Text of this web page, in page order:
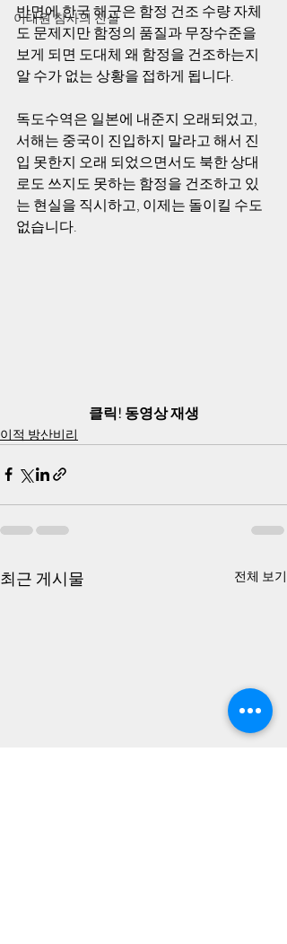
이태원 참사의 진실
반면에 한국 해군은 함정 건조 수량 자체
도 문제지만 함정의 품질과 무장수준을
보게 되면 도대체 왜 함정을 건조하는지
알 수가 없는 상황을 접하게 됩니다.
독도수역은 일본에 내준지 오래되었고,
서해는 중국이 진입하지 말라고 해서 진
입 못한지 오래 되었으면서도 북한 상대
로도 쓰지도 못하는 함정을 건조하고 있
는 현실을 직시하고, 이제는 돌이킬 수도
없습니다.
클릭! 동영상 재생
이적 방산비리
최근 게시물 전체 보기